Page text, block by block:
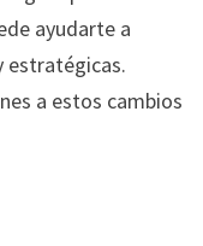
ayudarte a
estratégicas.
a estos cambios